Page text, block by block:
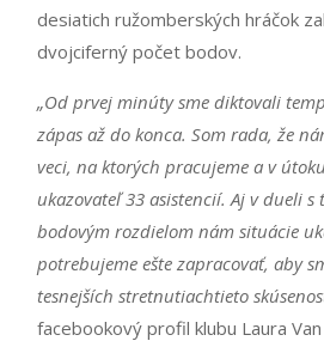
desiatich ružomberských hráčok
dvojciferný počet bodov.
„Od prvej minúty sme diktovali
zápas až do konca. Som rada, že
veci, na ktorých pracujeme a v
ukazovateľ 33 asistencií. Aj vdueli s
bodovým rozdielom nám situácie
potrebujeme ešte zapracovať, aby
tesnejšíchstretnutiachtieto
facebookový profil klubu Laura